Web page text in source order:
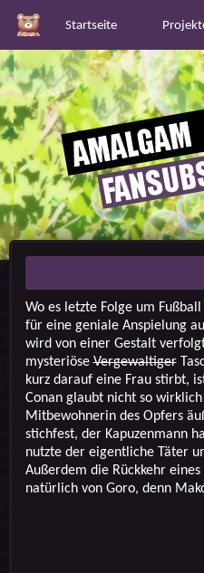
Startseite
Wo es letzte Folge um
für eine geniale Anspielung
wird von einer Gestalt
mysteriöseVergewaltiger
kurz darauf eine Frau stirbt,
Conan glaubt nicht so
Mitbewohnerin des Opfers
stichfest, der Kapuzenmann
nutzte der eigentliche Täter
Außerdem die Rückkehr
natürlich von Goro, denn